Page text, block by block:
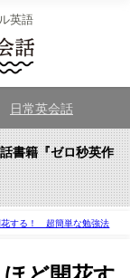
英語
日常英会話
書籍『ゼロ秒英作
花する！ 超簡単な勉強法